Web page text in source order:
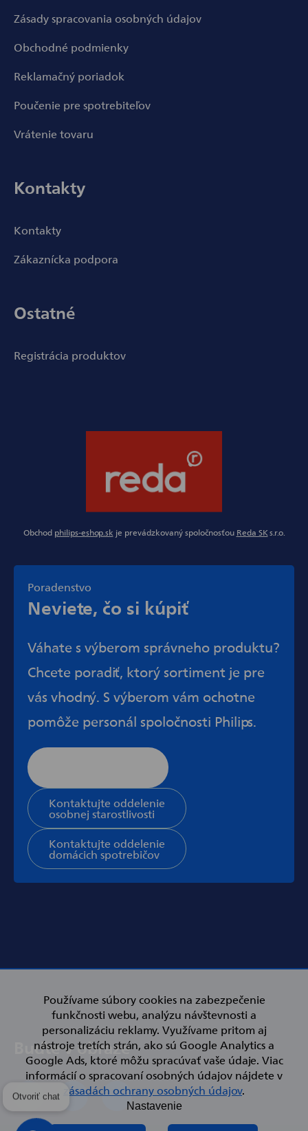
Používame súbory cookies na zabezpečenie
funkčnosti webu, analýzu návštevnosti a
personalizáciu reklamy. Využívame pritom aj
nástroje tretích strán, ako sú Google Analytics a
Google Ads, ktoré môžu spracúvať vaše údaje. Viac
informácií o spracovaní osobných údajov nájdete v
zásadách ochrany osobných údajov.
Nastavenie
Zásady spracovania osobných údajov
Obchodné podmienky
Reklamačný poriadok
Poučenie pre spotrebiteľov
Vrátenie tovaru
Kontakty
Kontakty
Zákaznícka podpora
Ostatné
Registrácia produktov
Obchod philips-eshop.sk je prevádzkovaný spoločnosťou Reda SKs.r.o.
Poradenstvo
Neviete, čo si kúpiť
Váhate s výberom správneho produktu?
Chcete poradiť, ktorý sortiment je pre
vás vhodný. S výberom vám ochotne
pomôže personál spoločnosti Philips.
Kontaktujte oddelenie
osobnej starostlivosti
Kontaktujte oddelenie
domácich spotrebičov